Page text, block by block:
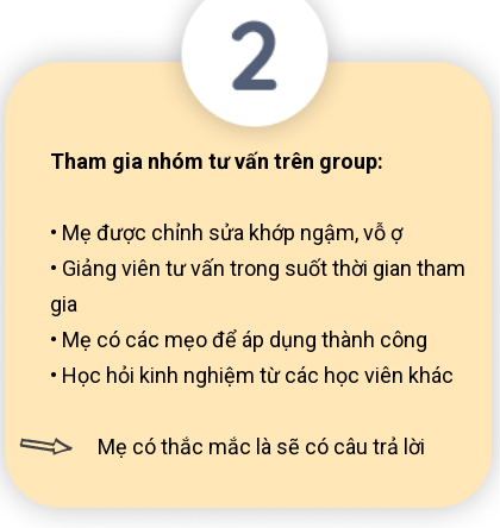
Tham gia nhóm tư vấn trên group:
• Mẹ được chỉnh sửa khớp ngậm, vỗ ợ
• Giảng viên tư vấn trong suốt thời gian tham
gia
• Mẹ có các mẹo để áp dụng thành công
• Học hỏi kinh nghiệm từ các học viên khác
Mẹ có thắc mắc là sẽ có câu trả lời